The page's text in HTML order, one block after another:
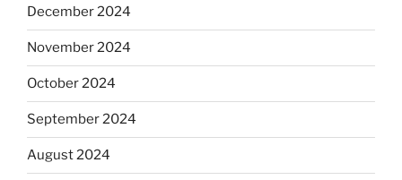
December 2024
November 2024
October 2024
September 2024
August 2024